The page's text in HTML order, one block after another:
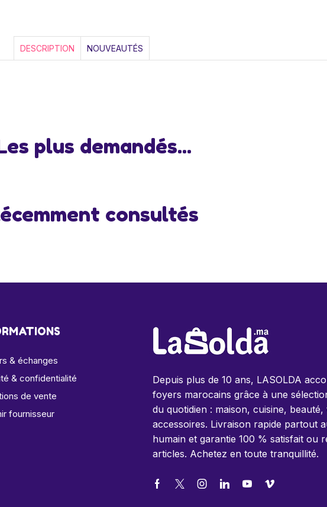
DESCRIPTION NOUVEAUTÉS
plus demandés...
consultés
& échanges
& confidentialité
de vente
fournisseur
Depuis plus de 10 ans, LASOLDA
foyers marocains grâce à une
du quotidien : maison, cuisine,
accessoires. Livraison rapide partout
humain et garantie 100 % satisfait ou
articles. Achetez en toute tranquillité.